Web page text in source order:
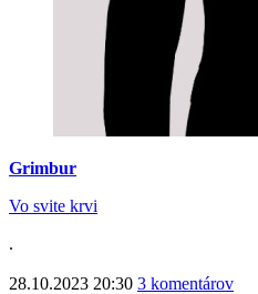
Grimbur
Vo svite krvi
.
28.10.2023 20:30 3 komentárov